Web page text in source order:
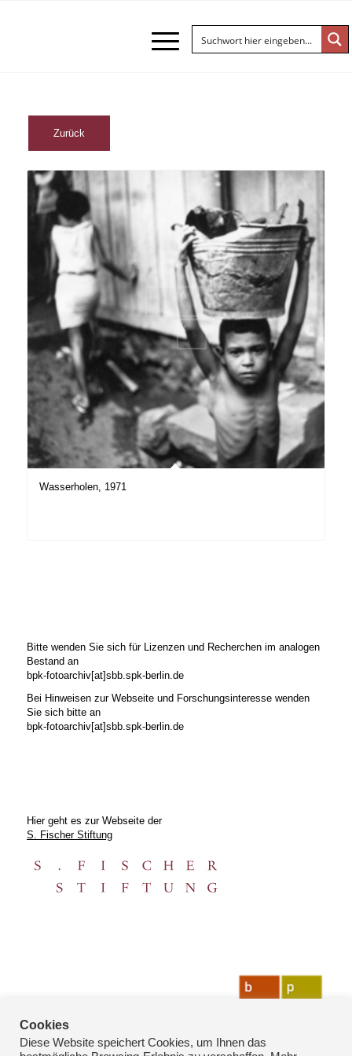
Wasserholen, 1971
Bitte wenden Sie sich für Lizenzen und Recherchen im analogen
Bestand an
bpk-fotoarchiv[at]sbb.spk-berlin.de
Bei Hinweisen zur Webseite und Forschungsinteresse wenden
Sie sich bitte an
bpk-fotoarchiv[at]sbb.spk-berlin.de
Hier geht es zur Webseite der
S. Fischer Stiftung
Cookies
Diese Website speichert Cookies, um Ihnen das